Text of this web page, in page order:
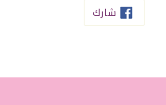
شاركشارك
على
الفيسبوك